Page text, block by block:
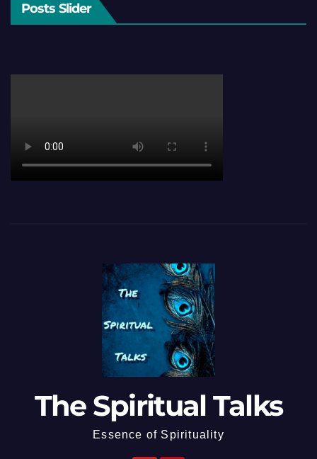
Posts Slider
The Spiritual Talks
Essence of Spirituality